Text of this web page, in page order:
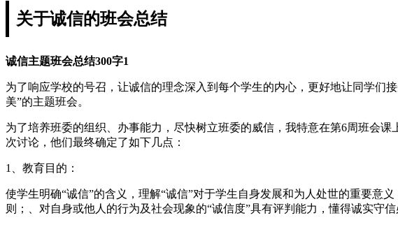
关于诚信的班会总结
诚信主题班会总结300字1
为了响应学校的号召，让诚信的理念深入到每个学生的内心，更好地让同学们
美”的主题班会。
为了培养班委的组织、办事能力，尽快树立班委的威信，我特意在第6周班会
次讨论，他们最终确定了如下几点：
1、教育目的：
使学生明确“诚信”的含义，理解“诚信”对于学生自身发展和为人处世的重要意
则；、对自身或他人的行为及社会现象的“诚信度”具有评判能力，懂得诚实守